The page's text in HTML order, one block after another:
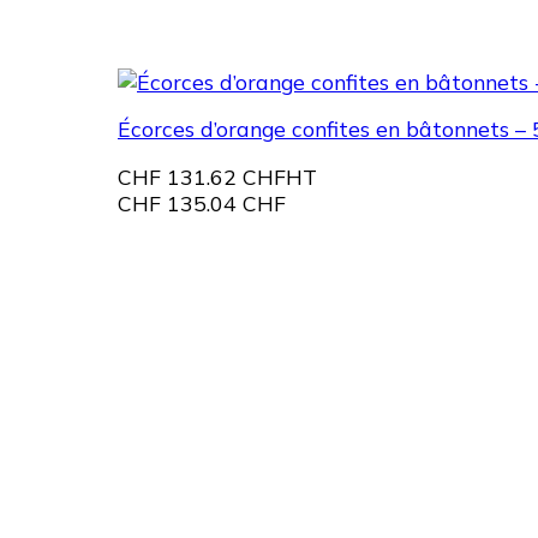
Écorces d’orange confites en bâtonnets –
CHF 131.62 CHFHT
CHF 135.04 CHF